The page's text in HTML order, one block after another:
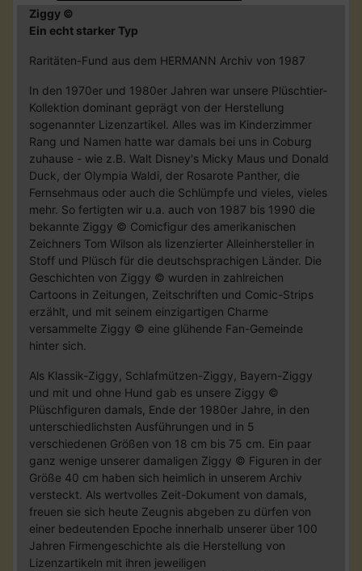
Ziggy ©
Ein echt starker Typ
Raritäten-Fund aus dem HERMANN Archiv von 1987
In den 1970er und 1980er Jahren war unsere Plüschtier-
Kollektion dominant geprägt von der Herstellung
sogenannter Lizenzartikel. Alles was im Kinderzimmer
Rang und Namen hatte war damals bei uns in Coburg
zuhause - wie z.B. Walt Disney's Micky Maus und Donald
Duck, der Olympia Waldi, der Rosarote Panther, die
Fernsehmaus oder auch die Schlümpfe und vieles, vieles
mehr. So fertigten wir u.a. auch von 1987 bis 1990 die
bekannte Ziggy © Comicfigur des amerikanischen
Zeichners Tom Wilson als lizenzierter Alleinhersteller in
Stoff und Plüsch für die deutschsprachigen Länder. Die
Geschichten von Ziggy © wurden in zahlreichen
Cartoons in Zeitungen, Zeitschriften und Comic-Strips
erzählt, und mit seinem einzigartigen Charme
versammelte Ziggy © eine glühende Fan-Gemeinde
hinter sich.
Als Klassik-Ziggy, Schlafmützen-Ziggy, Bayern-Ziggy
und mit und ohne Hund gab es unsere Ziggy ©
Plüschfiguren damals, Ende der 1980er Jahre, in den
unterschiedlichsten Ausführungen und in 5
verschiedenen Größen von 18 cm bis 75 cm. Ein paar
ganz wenige unserer damaligen Ziggy © Figuren in der
Größe 40 cm haben sich heimlich in unserem Archiv
versteckt. Als wertvolles Zeit-Dokument von damals,
freuen sie sich heute Zeugnis abgeben zu dürfen von
einer bedeutenden Epoche innerhalb unserer über 100
Jahren Firmengeschichte als die Herstellung von
Lizenzartikeln mit ihren jeweiligen